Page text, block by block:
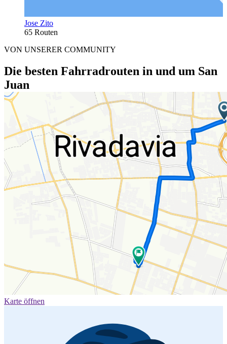
Jose Zito
65 Routen
VON UNSERER COMMUNITY
Die besten Fahrradrouten in und um San
Juan
Karte öffnen